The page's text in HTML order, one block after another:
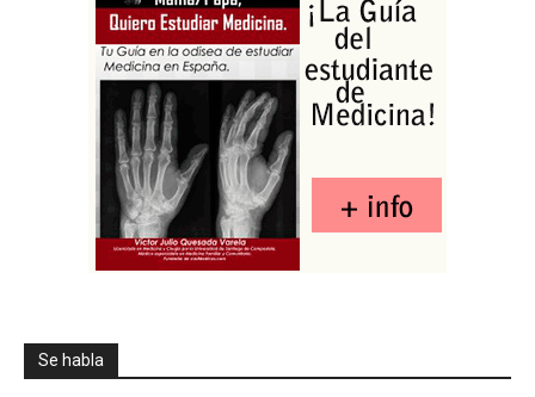
Se habla